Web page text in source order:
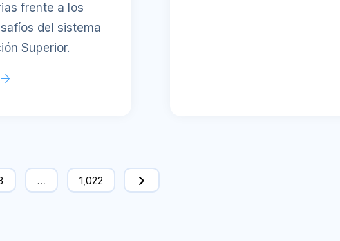
frente a los
del sistema
Superior.
… 1,022